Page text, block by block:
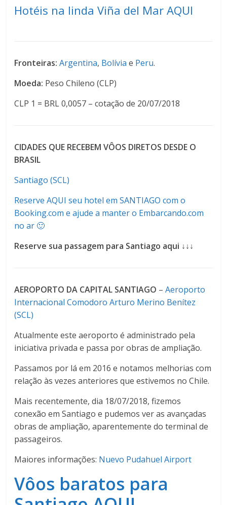
Hotéis na linda Viña del Mar AQUI
Fronteiras: Argentina, Bolívia e Peru.
Moeda: Peso Chileno (CLP)
CLP 1 = BRL 0,0057 – cotação de 20/07/2018
CIDADES QUE RECEBEM VÔOS DIRETOS DESDE O
BRASIL
Santiago (SCL)
Reserve AQUI seu hotel em SANTIAGO com o
Booking.com e ajude a manter o Embarcando.com
no ar 🙂
Reserve sua passagem para Santiago aqui ↓↓↓
AEROPORTO DA CAPITAL SANTIAGO –Aeroporto
Internacional Comodoro Arturo Merino Benítez
(SCL)
Atualmente este aeroporto é administrado pela
iniciativa privada e passa por obras de ampliação.
Passamos por lá em 2016 e notamos melhorias com
relação às vezes anteriores que estivemos no Chile.
Mais recentemente, dia 18/07/2018, fizemos
conexão em Santiago e pudemos ver as avançadas
obras de ampliação, aparentemente do terminal de
passageiros.
Maiores informações: Nuevo Pudahuel Airport
Vôos baratos para